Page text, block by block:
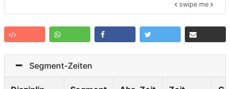
swipe me
Segment-Zeiten